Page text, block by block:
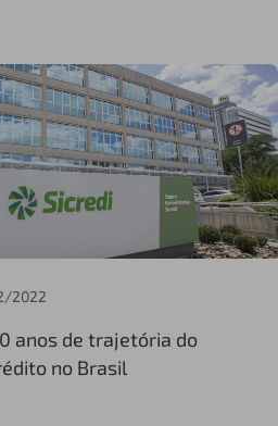
2022
anos de trajetória do
no Brasil